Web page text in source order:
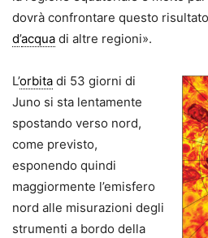
dovrà confrontare questo risultato
d’acqua di altre regioni».
L’orbita di 53 giorni di
Juno si sta lentamente
spostando verso nord,
come previsto,
esponendo quindi
maggiormente l’emisfero
nord alle misurazioni degli
strumenti a bordo della